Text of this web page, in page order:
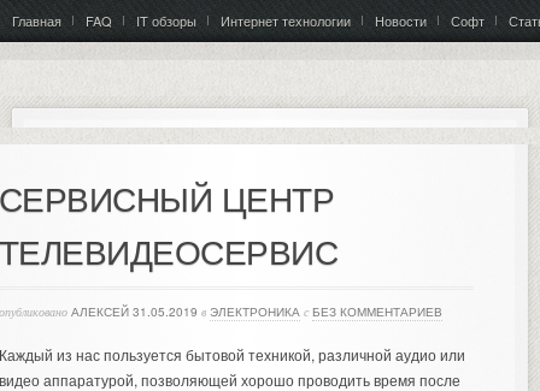
Главная FAQ IT обзоры Интернет технологии Новости Софт
ЦЕНТР
АЛЕКСЕЙ 31.05.2019 в ЭЛЕКТРОНИКА с БЕЗ КОММЕНТАРИЕВ
из нас пользуется бытовой техникой, различной аудио или
аппаратурой, позволяющей хорошо проводить время после